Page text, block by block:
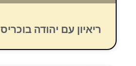
ריאיון עם יהודה בוכריס